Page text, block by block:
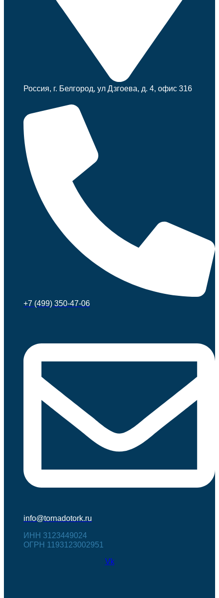
Россия, г. Белгород, ул Дзгоева, д. 4, офис 316
+7 (499) 350-47-06
info@tornadotork.ru
ИНН 3123449024
ОГРН 1193123002951
Vk